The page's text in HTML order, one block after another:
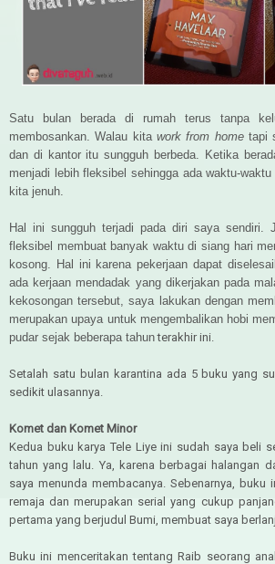
Satu bulan berada di rumah terus tanpa
membosankan. Walau kita work from home tapi
dan di kantor itu sungguh berbeda. Ketika
menjadi lebih fleksibel sehingga ada waktu-
kita jenuh.
Hal ini sungguh terjadi pada diri saya sendiri.
fleksibel membuat banyak waktu di siang hari
kosong. Hal ini karena pekerjaan dapat
ada kerjaan mendadak yang dikerjakan pada
kekosongan tersebut, saya lakukan dengan
merupakan upaya untuk mengembalikan hobi
pudar sejak beberapa tahunterakhir ini.
Setalah satu bulan karantina ada 5 buku yang
sedikit ulasannya.
Komet dan Komet Minor
Kedua buku karya Tele Liye ini sudah saya beli
tahun yang lalu. Ya, karena berbagai halangan
saya menunda membacanya. Sebenarnya, buku
remaja dan merupakan serial yang cukup
pertama yang berjudul Bumi, membuat saya
Buku ini menceritakan tentang Raib seorang